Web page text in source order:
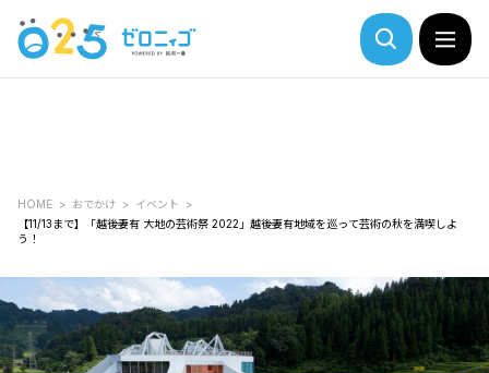
HOME おでかけ
イベント
【11/13まで】「越後妻有 大地の芸術祭 2022」越後妻有地域を巡って芸術の秋を満喫しよ
う！